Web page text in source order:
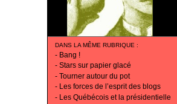
DANS LA MÊME RUBRIQUE :
- Bang !
- Stars sur papier glacé
- Tourner autour du pot
- Les forces de l’esprit des blogs
- Les Québécois et la présidentielle